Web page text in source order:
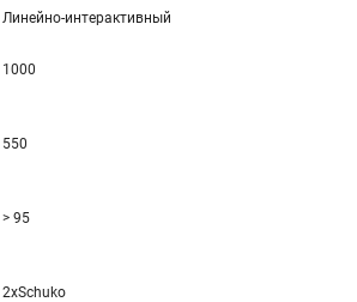
Линейно-интерактивный
1000
550
> 95
2xSchuko